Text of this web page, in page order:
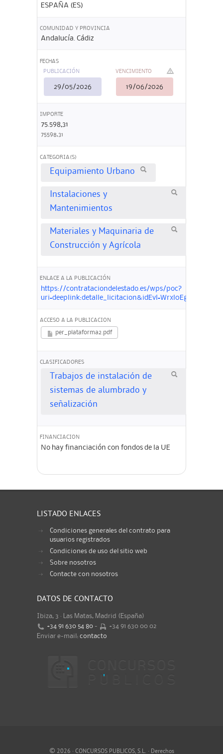
ESPAÑA (ES)
COMUNIDAD Y PROVINCIA
Andalucía. Cádiz
FECHAS
PUBLICACIÓN
29/05/2026
VENCIMIENTO
19/06/2026
IMPORTE
75.598,31
75598,31
CATEGORIA(S)
Equipamiento Urbano
Instalaciones y
Mantenimientos
Materiales y Maquinaria de
Construcción y Agrícola
ENLACE A LA PUBLICACIÓN
https://contrataciondelestado.es/wps/poc?
ACCESO A LA PUBLICACION
per_plataforma2.pdf
CLASIFICADORES
Trabajos de instalación de
sistemas de alumbrado y
señalización
FINANCIACION
No hay financiación con fondos de la UE
LISTADO ENLACES
Condiciones generales del contrato para
usuarios registrados
Condiciones de uso del sitio web
Sobre nosotros
Contacte con nosotros
DATOS DE CONTACTO
Ibiza, 3 · Las Matas, Madrid (España)
+34 91 630 54 80 -
+34 91 630 00 02
Enviar e-mail: contacto
© 2026 · CONCURSOS PUBLICOS, S.L. · Derechos